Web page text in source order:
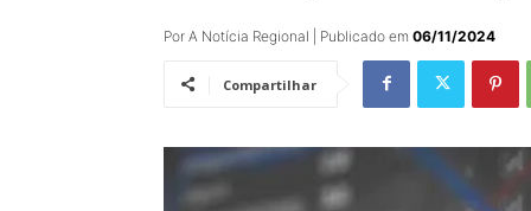
Por A Notícia Regional | Publicado em 06/11/2024
Compartilhar